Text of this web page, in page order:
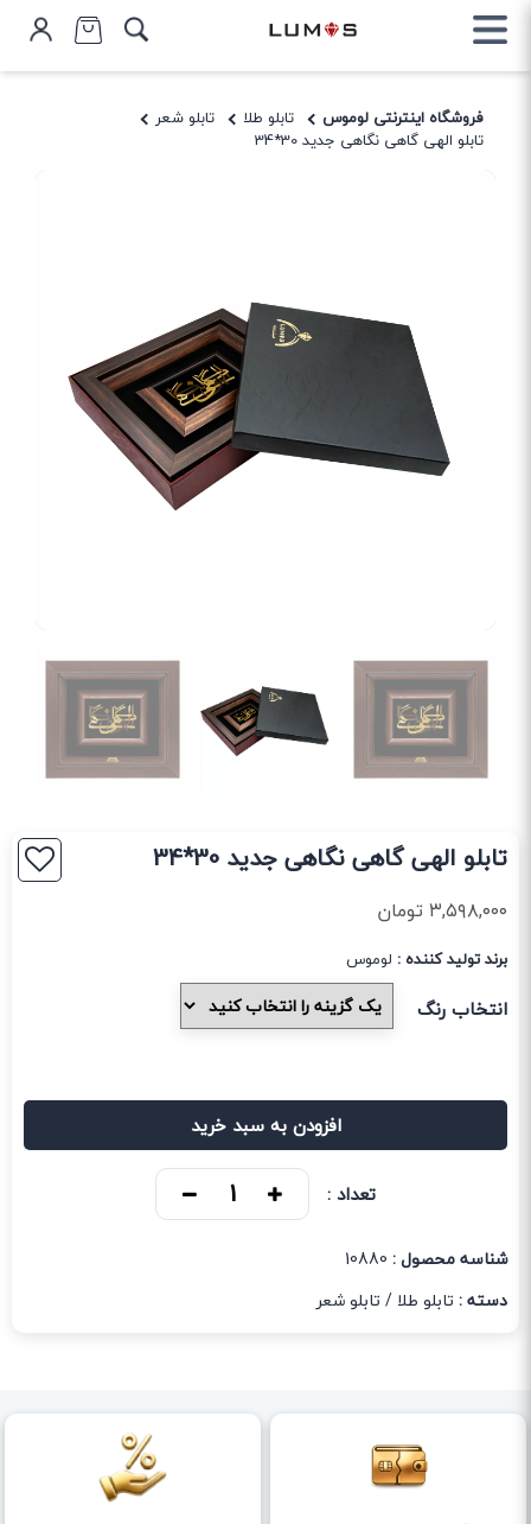
فروشگاه اینترنتی لوموس تابلو طلا
تابلو شعر
تابلو الهی گاهی نگاهی جدید 30*34
تابلو الهی گاهی نگاهی جدید 30*34
۳,۵۹۸,۰۰۰ تومان
برند تولید کننده : لوموس
انتخاب رنگ
افزودن به سبد خرید
تعداد :
شناسه محصول : 10880
دسته : تابلو طلا / تابلو شعر